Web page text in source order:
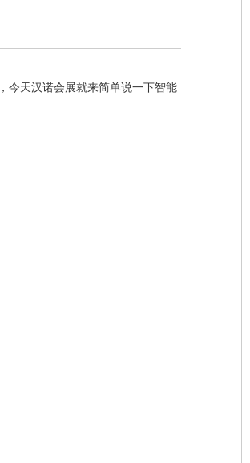
今天汉诺会展就来简单说一下智能